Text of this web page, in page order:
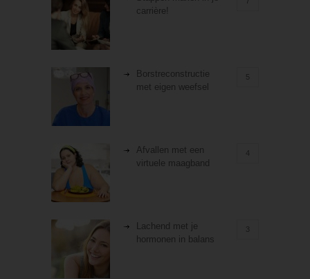
carrière!
Borstreconstructie
met eigen weefsel
5
Afvallen met een
virtuele maagband
4
Lachend met je
hormonen in balans
3